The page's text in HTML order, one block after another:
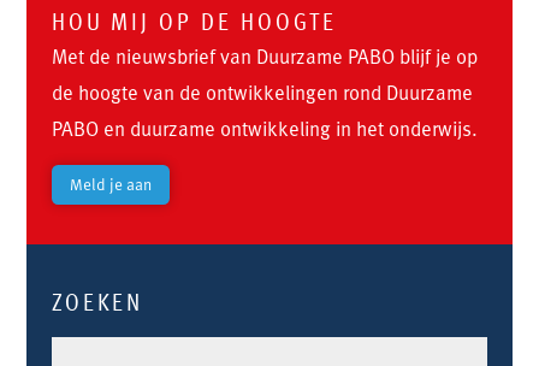
HOU MIJ OP DE HOOGTE
Met de nieuwsbrief van Duurzame PABO blijf je op
de hoogte van de ontwikkelingen rond Duurzame
PABO en duurzame ontwikkeling in het onderwijs.
Meld je aan
ZOEKEN